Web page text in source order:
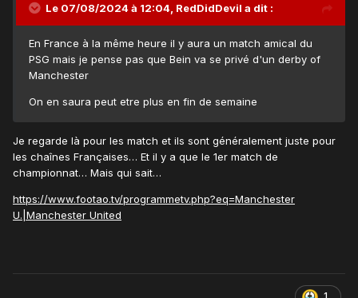
Le 07/08/2024 à 12:04, RedDidDevil a dit :
En France à la même heure il y aura un match amical du
PSG mais je pense pas que Bein va se privé d'un derby of
Manchester
On en saura peut etre plus en fin de semaine
Je regarde là pour les match et ils sont généralement juste pour
les chaînes Françaises… Et il y a que le 1er match de
championnat… Mais qui sait…
https://www.footao.tv/programmetv.php?eq=Manchester
U.|Manchester United